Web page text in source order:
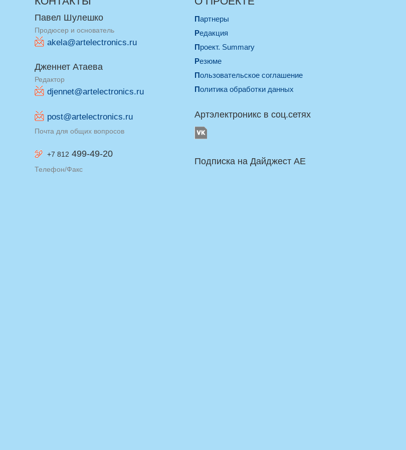
Павел Шулешко
Продюсер и основатель
akela@artelectronics.ru
Дженнет Атаева
Редактор
djennet@artelectronics.ru
post@artelectronics.ru
Почта для общих вопросов
+7 812 499-49-20
Телефон/Факс
Партнеры
Редакция
Проект. Summary
Резюме
Пользовательское соглашение
Политика обработки данных
Артэлектроникс в соц.сетях
Подписка на Дайджест AE